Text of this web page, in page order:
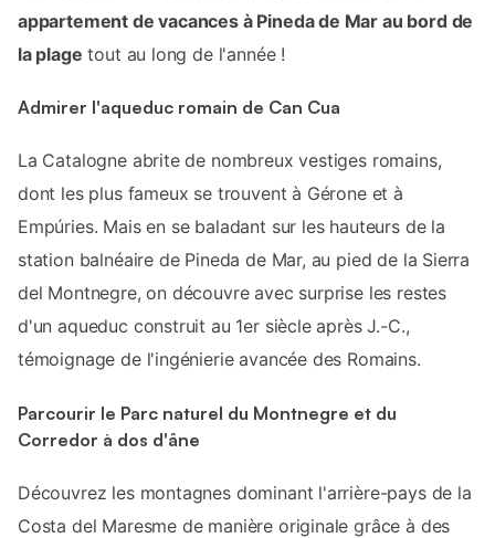
appartement de vacances à Pineda de Mar au bord de
la plage tout au long de l'année !
Admirer l'aqueduc romain de Can Cua
La Catalogne abrite de nombreux vestiges romains,
dont les plus fameux se trouvent à Gérone et à
Empúries. Mais en se baladant sur les hauteurs de la
station balnéaire de Pineda de Mar, au pied de la Sierra
del Montnegre, on découvre avec surprise les restes
d'un aqueduc construit au 1er siècle après J.-C.,
témoignage de l'ingénierie avancée des Romains.
Parcourir le Parc naturel du Montnegre et du
Corredor à dos d'âne
Découvrez les montagnes dominant l'arrière-pays de la
Costa del Maresme de manière originale grâce à des